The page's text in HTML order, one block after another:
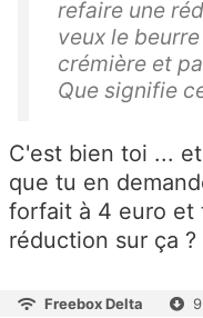
refaire une
veux le
crémière et
Que signifie
C'est bien toi ...
que tu en
forfait à 4 euro et
réduction sur ça ?
Freebox Delta